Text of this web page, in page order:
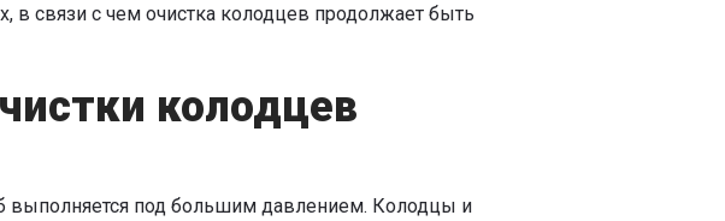
в связи с чем очистка колодцев продолжает быть
колодцев
выполняется под большим давлением. Колодцы и